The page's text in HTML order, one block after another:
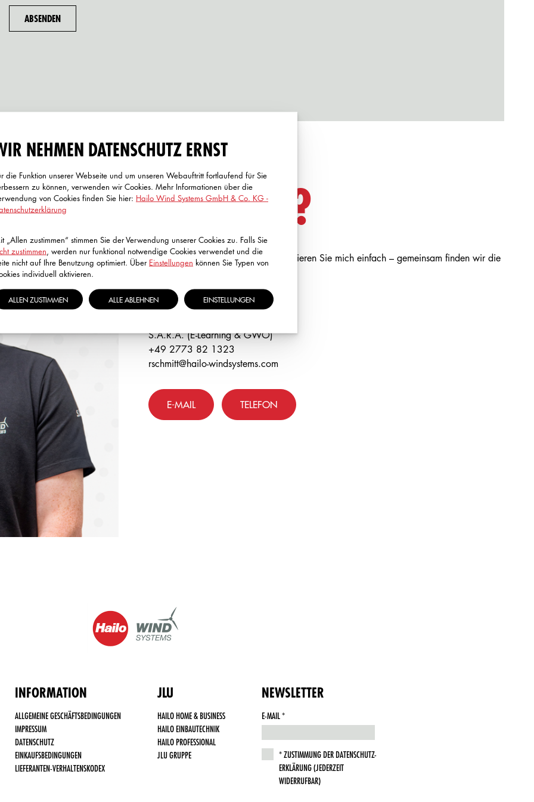
FRAGEN?
Ich helfe Ihnen gerne weiter! Kontaktieren Sie mich einfach – gemeinsam finden wir die
ROBIN SCHMITT
S.A.R.A. (E-Learning & GWO)
+49 2773 82 1323
rschmitt@hailo-windsystems.com
E-MAIL TELEFON
INFORMATION
ALLGEMEINE GESCHÄFTSBEDINGUNGEN
IMPRESSUM
DATENSCHUTZ
EINKAUFSBEDINGUNGEN
LIEFERANTEN-VERHALTENSKODEX
JLU
HAILO HOME & BUSINESS
HAILO EINBAUTECHNIK
HAILO PROFESSIONAL
JLU GRUPPE
NEWSLETTER
E-MAIL
FIELD
IS
REQUIRED.
ZUSTIMMUNG DER DATENSCHUTZ-
ERKLÄRUNG (JEDERZEIT
WIDERRUFBAR)
NEHMEN DATENSCHUTZ ERNST
die Funktion unserer Webseite und um unseren Webauftritt fortlaufend für Sie
zu können, verwenden wir Cookies. Mehr Informationen über die
von Cookies finden Sie hier: Hailo Wind Systems GmbH & Co. KG -
„Allen zustimmen“ stimmen Sie der Verwendung unserer Cookies zu. Falls Sie
zustimmen , werden nur funktional notwendige Cookies verwendet und die
nicht auf Ihre Benutzung optimiert. Über Einstellungen können Sie Typen von
individuell aktivieren.
ALLEN ZUSTIMMEN ALLE ABLEHNEN EINSTELLUNGEN